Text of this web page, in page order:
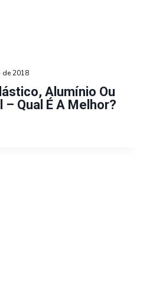
Alumínio Ou
Qual É A Melhor?
de 2018